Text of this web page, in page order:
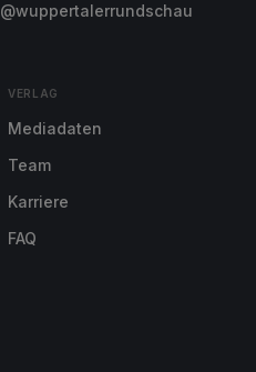
@wuppertalerrundschau
VERLAG
Mediadaten
Team
Karriere
FAQ